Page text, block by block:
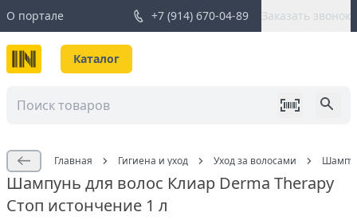
О портале +7 (914) 670-04-89 Заказать звонок
Каталог
Главная Гигиена и уход Уход за волосами
Шампунь для волос Клиар Derma Therapy
Стоп истончение 1 л